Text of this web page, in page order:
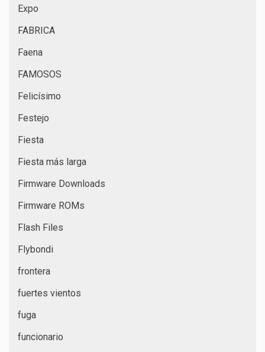
Expo
FABRICA
Faena
FAMOSOS
Felicísimo
Festejo
Fiesta
Fiesta más larga
Firmware Downloads
Firmware ROMs
Flash Files
Flybondi
frontera
fuertes vientos
fuga
funcionario